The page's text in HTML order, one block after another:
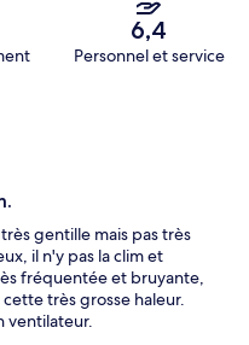
6,4
Personnel et service
gentille mais pas très
il n'y pas la clim et
fréquentée et bruyante,
très grosse haleur.
ventilateur.